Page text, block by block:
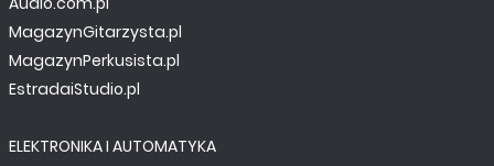
MagazynGitarzysta.pl
MagazynPerkusista.pl
EstradaiStudio.pl
ELEKTRONIKA I AUTOMATYKA